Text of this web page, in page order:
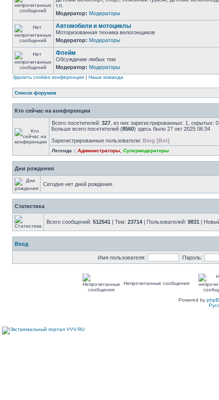
т.п.
Модератор: Модераторы
Автомобили и мотоциклы
Моторизованная техника велогонщиков
Модератор: Модераторы
Флейм
Обсуждение любых тем
Модератор: Модераторы
Удалить cookies конференции | Наша команда
Список форумов
Кто сейчас на конференции
Всего посетителей: 327 , из них зарегистрированных: 1, скрытых:
Больше всего посетителей (8560) здесь было 27 окт 2025 06:34
Зарегистрированные пользователи: Bing [Bot]
Легенда :: Администраторы Супермодераторы
Дни рождения
Сегодня нет дней рождения.
Статистика
Всего сообщений: 512541 | Тем: 23714 | Пользователей: 9831 |
Вход
Имя пользователя: Пароль:
Непрочитанные сообщения
Powered by